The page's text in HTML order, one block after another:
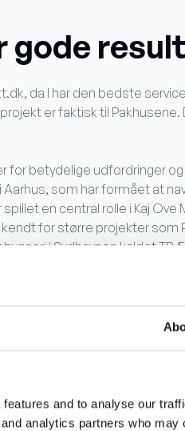
and to analyse our
analytics partners who may
gode
da I har den bedste
er faktisk til Pakhusene.
betydelige udfordringer og
som har formået at
en central rolle i Kaj Ove
for større projekter som
i Sydhavnen kaldet TRÆ.
på de andre har udviklet
eller bruger om:
arbejdsprocesser.